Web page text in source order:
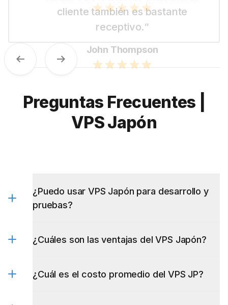
Emma Wilson
Previous Next
Preguntas Frecuentes |
VPS Japón
¿Puedo usar VPS Japón para desarrollo y
pruebas?
¿Cuáles son las ventajas del VPS Japón?
¿Cuál es el costo promedio del VPS JP?